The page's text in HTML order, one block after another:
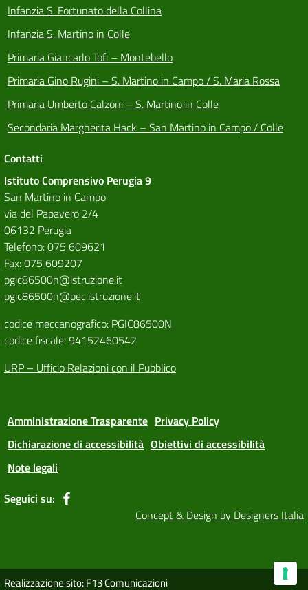
Infanzia S. Fortunato della Collina
Infanzia S. Martino in Colle
Primaria Giancarlo Tofi – Montebello
Primaria Gino Rugini – S. Martino in Campo / S. Maria Rossa
Primaria Umberto Calzoni – S. Martino in Colle
Secondaria Margherita Hack – San Martino in Campo / Colle
Contatti
Istituto Comprensivo Perugia 9
San Martino in Campo
via del Papavero 2/4
06132 Perugia
Telefono: 075 609621
Fax: 075 609207
pgic86500n@istruzione.it
pgic86500n@pec.istruzione.it
codice meccanografico: PGIC86500N
codice fiscale: 94152460542
URP – Ufficio Relazioni con il Pubblico
Amministrazione Trasparente Privacy Policy
Dichiarazione di accessibilità Obiettivi di accessibilità
Note legali
Seguici su:
Concept & Design by Designers Italia
Realizzazione sito: F13 Comunicazioni Le